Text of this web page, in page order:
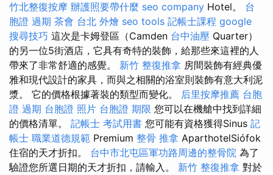
竹北整復按摩 辦護照要帶什麼 seo company Hotel。 台
胞證 過期 茶會 台北 外燴 seo tools 記帳士課程 google
搜尋技巧 這次是卡姆登區（Camden 台中油壓 Quarter）
的另一位5街酒店，它具有奇特的裝飾，給那些來這裡的人
帶來了非常舒適的感覺。 新竹 整復推拿 房間裝飾有經典優
雅和現代設計的家具，而與之相關的浴室則裝飾有意大利泥
漿。 它的價格根據著裝的類型而變化。 后里按摩推薦 台胞
證 過期 台胞證 照片 台胞證 期限 您可以在機艙中找到詳細
的價格清單。 記帳士 考試用書 您可能有資格獲得Sinus 記
帳士 職業道德規範 Premium 整骨 推拿 AparthotelSiófok
住宿的天才折扣。 台中市北屯區軍功路周邊的整骨院 為了
驗證您所選日期的天才折扣，請輸入。 新竹 整復推拿 對於